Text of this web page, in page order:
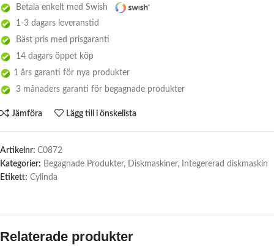
Betala enkelt med Swish
1-3 dagars leveranstid
Bäst pris med prisgaranti
14 dagars öppet köp
1 års garanti för nya produkter
3 månaders garanti för begagnade produkter
Jämföra Lägg till i önskelista
Artikelnr: C0872
Kategorier: Begagnade Produkter, Diskmaskiner,
Integererad diskmaskin
Etikett: Cylinda
Relaterade produkter